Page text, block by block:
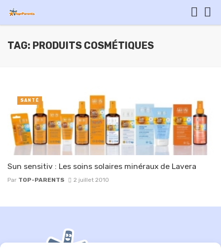
TAG: PRODUITS COSMÉTIQUES
Sun sensitiv : Les soins solaires minéraux de Lavera
Par TOP-PARENTS 2 juillet 2010
SANTÉ